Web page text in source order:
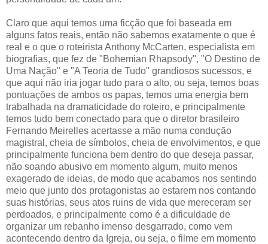
Claro que aqui temos uma ficção que foi baseada em
alguns fatos reais, então não sabemos exatamente o que é
real e o que o roteirista Anthony McCarten, especialista em
biografias, que fez de "Bohemian Rhapsody", "O Destino de
Uma Nação" e "A Teoria de Tudo" grandiosos sucessos, e
que aqui não iria jogar tudo para o alto, ou seja, temos boas
pontuações de ambos os papas, temos uma energia bem
trabalhada na dramaticidade do roteiro, e principalmente
temos tudo bem conectado para que o diretor brasileiro
Fernando Meirelles acertasse a mão numa condução
magistral, cheia de símbolos, cheia de envolvimentos, e que
principalmente funciona bem dentro do que deseja passar,
não soando abusivo em momento algum, muito menos
exagerado de ideias, de modo que acabamos nos sentindo
meio que junto dos protagonistas ao estarem nos contando
suas histórias, seus atos ruins de vida que mereceram ser
perdoados, e principalmente como é a dificuldade de
organizar um rebanho imenso desgarrado, como vem
acontecendo dentro da Igreja, ou seja, o filme em momento